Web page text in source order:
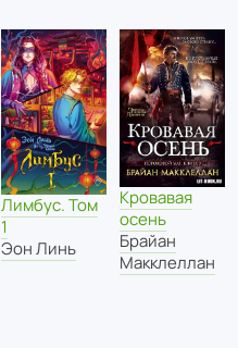
Лимбус. Том
1
Эон Линь
Кровавая
осень
Брайан
Макклеллан